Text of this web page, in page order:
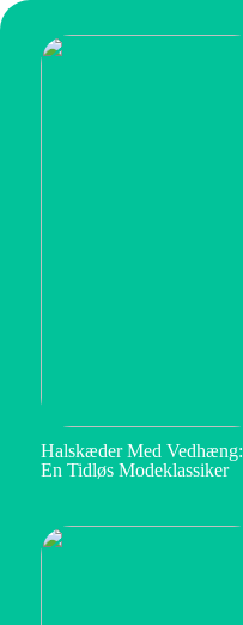
Halskæder Med Vedhæng:
En Tidløs Modeklassiker